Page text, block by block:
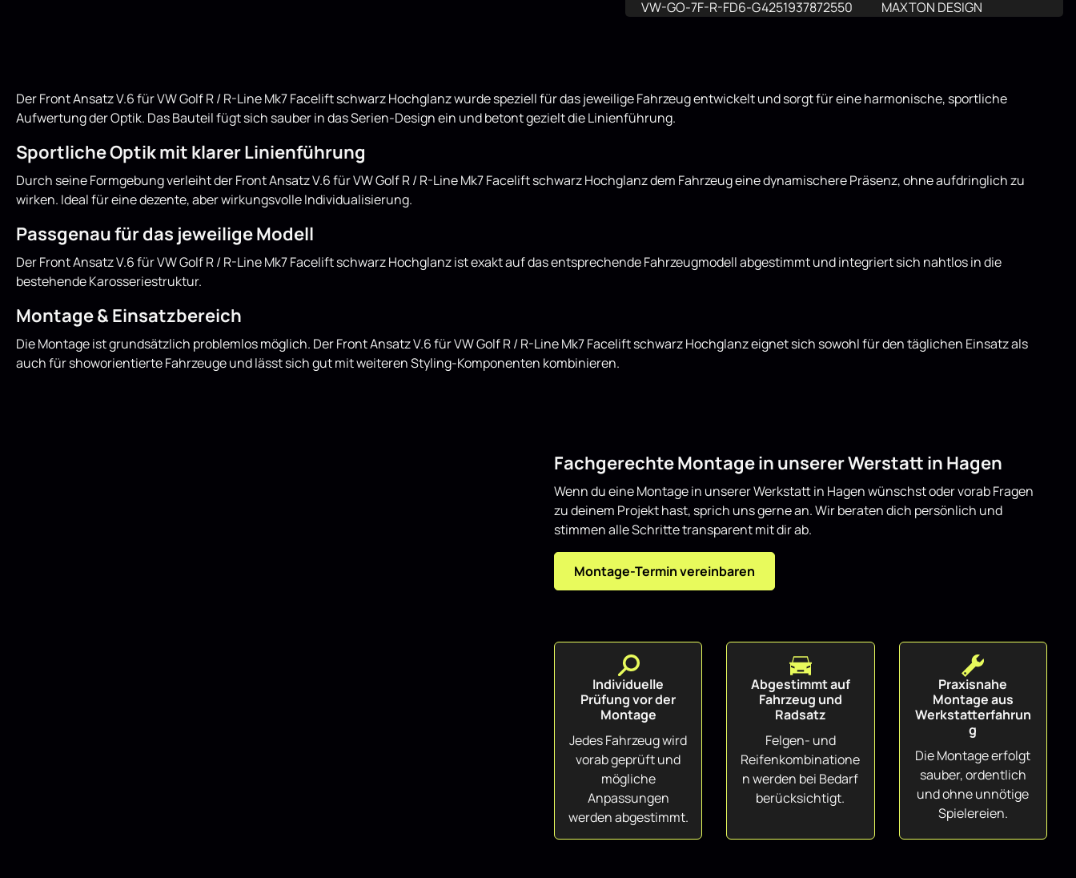
VW-GO-7F-R-FD6-G4251937872550 MAXTON DESIGN
Der Front Ansatz V.6 für VW Golf R / R-Line Mk7 Facelift schwarz Hochglanz wurde speziell für das jeweilige Fahrzeug entwickelt und sorgt für eine harmonische, sportliche
Aufwertung der Optik. Das Bauteil fügt sich sauber in das Serien-Design ein und betont gezielt die Linienführung.
Sportliche Optik mit klarer Linienführung
Durch seine Formgebung verleiht der Front Ansatz V.6 für VW Golf R / R-Line Mk7 Facelift schwarz Hochglanz dem Fahrzeug eine dynamischere Präsenz, ohne aufdringlich zu
wirken. Ideal für eine dezente, aber wirkungsvolle Individualisierung.
Passgenau für das jeweilige Modell
Der Front Ansatz V.6 für VW Golf R / R-Line Mk7 Facelift schwarz Hochglanz ist exakt auf das entsprechende Fahrzeugmodell abgestimmt und integriert sich nahtlos in die
bestehende Karosseriestruktur.
Montage & Einsatzbereich
Die Montage ist grundsätzlich problemlos möglich. Der Front Ansatz V.6 für VW Golf R / R-Line Mk7 Facelift schwarz Hochglanz eignet sich sowohl für den täglichen Einsatz als
auch für showorientierte Fahrzeuge und lässt sich gut mit weiteren Styling-Komponenten kombinieren.
Fachgerechte Montage in unserer Werstatt in Hagen
Wenn du eine Montage in unserer Werkstatt in Hagen wünschst oder vorab Fragen
zu deinem Projekt hast, sprich uns gerne an. Wir beraten dich persönlich und
stimmen alle Schritte transparent mit dir ab.
Montage-Termin vereinbaren
Individuelle
Prüfung vor der
Montage
Jedes Fahrzeug wird
vorab geprüft und
mögliche
Anpassungen
werden abgestimmt.
Abgestimmt auf
Fahrzeug und
Radsatz
Felgen- und
Reifenkombinatione
n werden bei Bedarf
berücksichtigt.
Praxisnahe
Montage aus
Werkstatterfahrun
g
Die Montage erfolgt
sauber, ordentlich
und ohne unnötige
Spielereien.